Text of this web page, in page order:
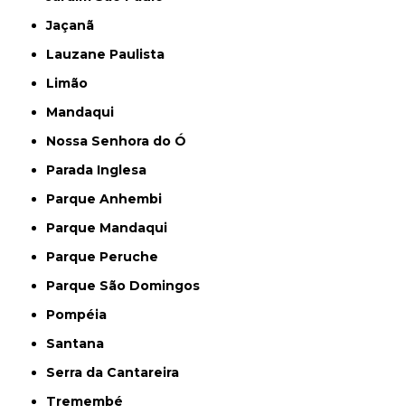
Jaçanã
Lauzane Paulista
Limão
Mandaqui
Nossa Senhora do Ó
Parada Inglesa
Parque Anhembi
Parque Mandaqui
Parque Peruche
Parque São Domingos
Pompéia
Santana
Serra da Cantareira
Tremembé